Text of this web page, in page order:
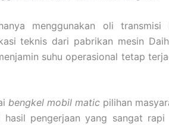
menggunakan oli
teknis dari pabrikan mesin
suhu operasional tetap
bengkel mobil maticpilihan
hasil pengerjaan yang sangat